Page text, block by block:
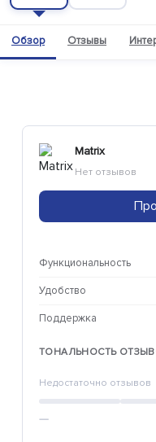
Обзор Отзывы
Matrix
Нет отзывов
Функциональность
Удобство
Поддержка
ТОНАЛЬНОСТЬ
Недостаточно отзывов
—